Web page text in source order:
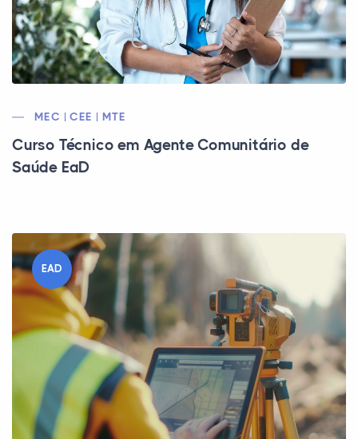
MEC | CEE | MTE
Curso Técnico em Agente Comunitário de
Saúde EaD
EAD